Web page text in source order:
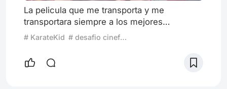
La pelicula que me transporta y me
transportara siempre a los mejores
recuerdos de mi infancia es Karate Kid. Sin
motivo e inspiro a practicar deporte en las
diferentes disciplinas incluidas las de el
# KarateKid # desafio cinefilo Pelicula de la infancia